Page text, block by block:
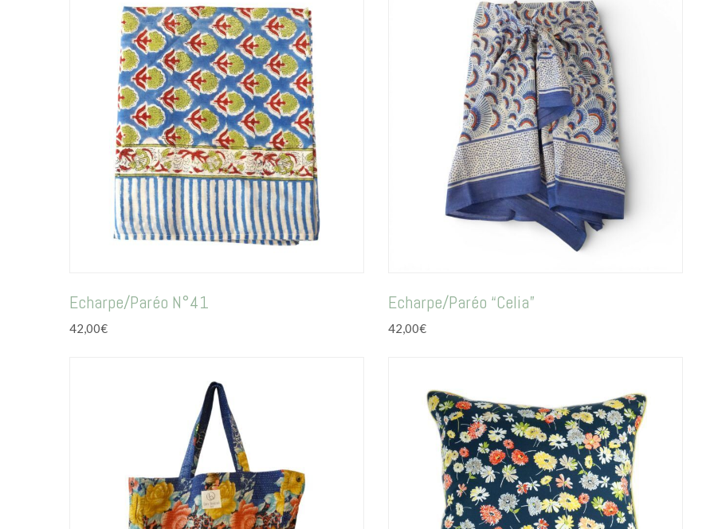
à
168,00€
Echarpe/Paréo N°41
42,00€
Echarpe/Paréo “Celia”
42,00€